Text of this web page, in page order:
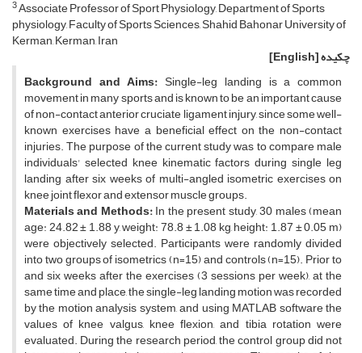
3Associate Professor of Sport Physiology, Department of Sports
physiology, Faculty of Sports Sciences, Shahid Bahonar University of
Kerman, Kerman, Iran
چکیده[English]
Background and Aims:Single-leg landing is a common
movement in many sports and is known to be an important cause
of non-contact anterior cruciate ligament injury, since some well-
known exercises have a beneficial effect on the non-contact
injuries. The purpose of the current study was to compare male
individuals' selected knee kinematic factors during single leg
landing after six weeks of multi-angled isometric exercises on
knee joint flexor and extensor muscle groups.
Materials and Methods:In the present study, 30 males (mean
age: 24.82 ± 1.88 y, weight: 78.8 ± 1.08 kg, height: 1.87 ± 0.05 m)
were objectively selected. Participants were randomly divided
into two groups of isometrics (n=15) and controls (n=15). Prior to
and six weeks after the exercises (3 sessions per week), at the
same time and place, the single-leg landing motion was recorded
by the motion analysis system, and using MATLAB software the
values ​​of knee valgus, knee flexion, and tibia rotation were
evaluated. During the research period, the control group did not